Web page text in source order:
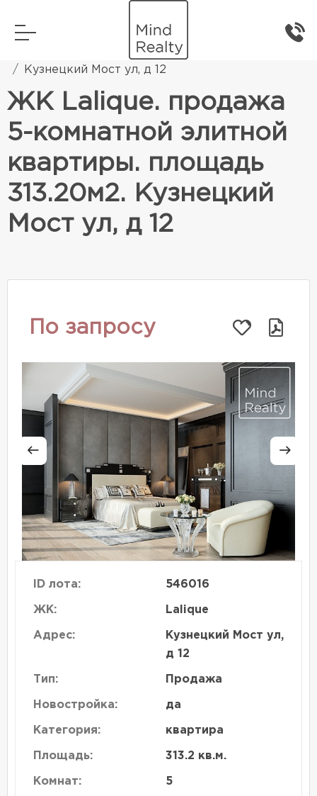
Элитная жилая недвижимость
Кузнецкий Мост ул, д 12
ЖК Lalique. продажа
5-комнатной элитной
квартиры. площадь
313.20м2. Кузнецкий
Мост ул, д 12
По запросу
ID лота: 546016
ЖК: Lalique
Адрес:
Кузнецкий Мост ул,
д 12
Тип: Продажа
Новостройка: да
Категория: квартира
Площадь: 313.2 кв.м.
Комнат: 5